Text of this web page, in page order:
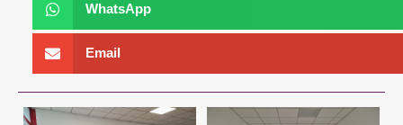
WhatsApp
Email